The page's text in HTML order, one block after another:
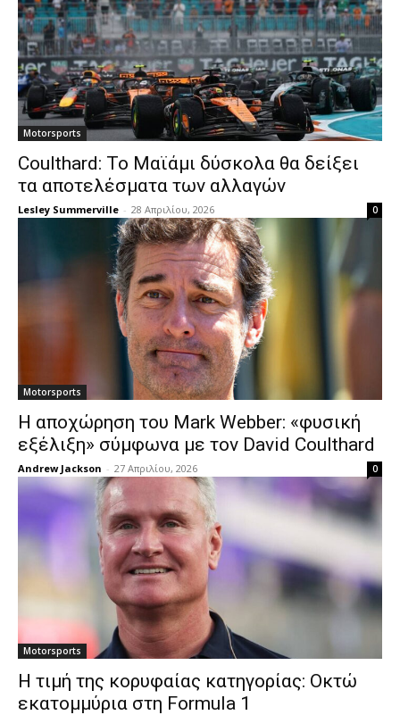
Motorsports
Coulthard: Το Μαϊάμι δύσκολα θα δείξει
τα αποτελέσματα των αλλαγών
Lesley Summerville - 28 Απριλίου, 2026 0
Motorsports
Η αποχώρηση του Mark Webber: «φυσική
εξέλιξη» σύμφωνα με τον David Coulthard
Andrew Jackson - 27 Απριλίου, 2026 0
Motorsports
Η τιμή της κορυφαίας κατηγορίας: Οκτώ
εκατομμύρια στη Formula 1